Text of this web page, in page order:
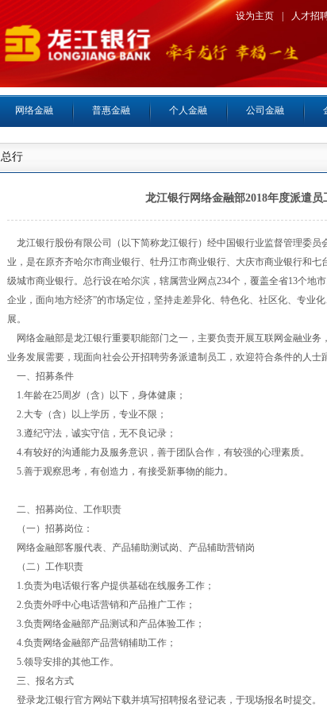
设为主页 人才招
网络金融 普惠金融 个人金融 公司金融
总行
龙江银行网络金融部2018年度派遣员
龙江银行股份有限公司（以下简称龙江银行）经中国银行业监督管理委员
业，是在原齐齐哈尔市商业银行、牡丹江市商业银行、大庆市商业银行和
级城市商业银行。总行设在哈尔滨，辖属营业网点234个，覆盖全省13个地
企业，面向地方经济”的市场定位，坚持走差异化、特色化、社区化、专业
展。
网络金融部是龙江银行重要职能部门之一，主要负责开展互联网金融业务
业务发展需要，现面向社会公开招聘劳务派遣制员工，欢迎符合条件的人士
一、招募条件
1.年龄在25周岁（含）以下，身体健康；
2.大专（含）以上学历，专业不限；
3.遵纪守法，诚实守信，无不良记录；
4.有较好的沟通能力及服务意识，善于团队合作，有较强的心理素质。
5.善于观察思考，有创造力，有接受新事物的能力。
二、招募岗位、工作职责
（一）招募岗位：
网络金融部客服代表、产品辅助测试岗、产品辅助营销岗
（二）工作职责
1.负责为电话银行客户提供基础在线服务工作；
2.负责外呼中心电话营销和产品推广工作；
3.负责网络金融部产品测试和产品体验工作；
4.负责网络金融部产品营销辅助工作；
5.领导安排的其他工作。
三、报名方式
登录龙江银行官方网站下载并填写招聘报名登记表，于现场报名时提交。